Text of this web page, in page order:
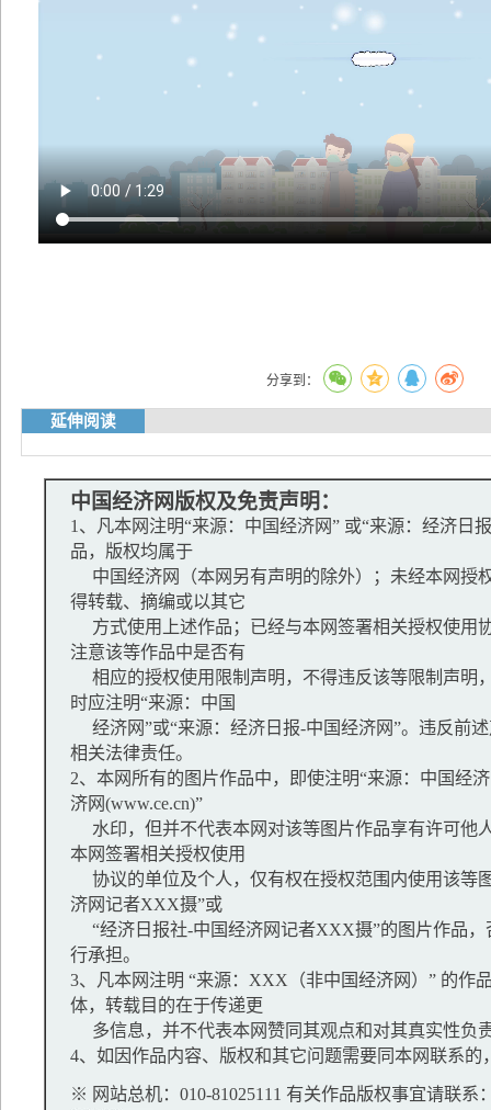
分享到：
延伸阅读
中国经济网版权及免责声明：
1、凡本网注明“来源：中国经济网” 或“来源：经济日
品，版权均属于
中国经济网（本网另有声明的除外）；未经本网授
得转载、摘编或以其它
方式使用上述作品；已经与本网签署相关授权使用
注意该等作品中是否有
相应的授权使用限制声明，不得违反该等限制声明
时应注明“来源：中国
经济网”或“来源：经济日报-中国经济网”。违反前
相关法律责任。
2、本网所有的图片作品中，即使注明“来源：中国经
济网(www.ce.cn)”
水印，但并不代表本网对该等图片作品享有许可他
本网签署相关授权使用
协议的单位及个人，仅有权在授权范围内使用该等
济网记者XXX摄”或
“经济日报社-中国经济网记者XXX摄”的图片作品，
行承担。
3、凡本网注明 “来源：XXX（非中国经济网）” 的作
体，转载目的在于传递更
多信息，并不代表本网赞同其观点和对其真实性负
4、如因作品内容、版权和其它问题需要同本网联系的
※ 网站总机：010-81025111 有关作品版权事宜请联系